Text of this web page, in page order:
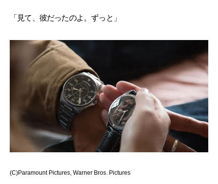
「見て、彼だったのよ。ずっと」
(C)Paramount Pictures, Warner Bros. Pictures